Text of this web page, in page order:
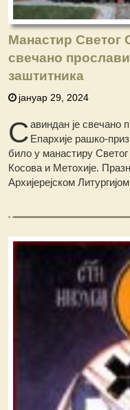
Манастир Светог
свечано
заштитника
јануар 29, 2024
Савиндан је свечано
Епархије рашко-
било у манастиру
Косова и Метохије.
Архијерејском Литургијом